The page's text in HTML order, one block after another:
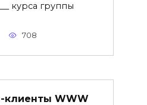
курса группы
708
клиенты WWW